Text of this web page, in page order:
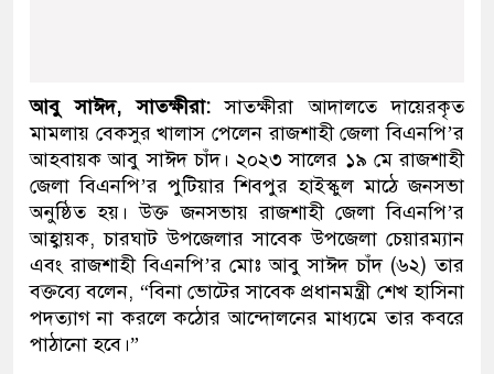
আবু সাঈদ, সাতক্ষীরা:সাতক্ষীরা আদালতে দায়েরকৃত
মামলায় বেকসুর খালাস পেলেন রাজশাহী জেলা বিএনপি’র
আহবায়ক আবু সাঈদ চাঁদ। ২০২৩ সালের ১৯ মে রাজশাহী
জেলা বিএনপি’র পুটিয়ার শিবপুর হাইস্কুল মাঠে জনসভা
অনুষ্ঠিত হয়। উক্ত জনসভায় রাজশাহী জেলা বিএনপি’র
আহ্বায়ক, চারঘাট উপজেলার সাবেক উপজেলা চেয়ারম্যান
এবং রাজশাহী বিএনপি’র মোঃ আবু সাঈদ চাঁদ (৬২) তার
বক্তব্যে বলেন, “বিনা ভোটের সাবেক প্রধানমন্ত্রী শেখ হাসিনা
পদত্যাগ না করলে কঠোর আন্দোলনের মাধ্যমে তার কবরে
পাঠানো হবে।”